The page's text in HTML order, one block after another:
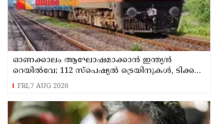
ഓണക്കാലം ആഘോഷമാക്കാൻ ഇന്ത്യൻ
റെയിൽവേ; 112 സ്പെഷ്യൽ ട്രെയിനുകൾ, ടിക്കറ്റ്
ബുക്കിംഗുകൾ ഉടൻ ആരംഭിക്കും
FRI,7 AUG 2026